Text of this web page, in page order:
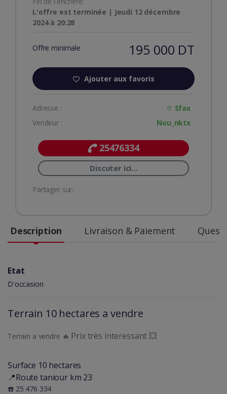
L'offre est terminée | Jeudi 12 décembre
2024 à 20:28
Offre minimale 195 000 DT
Ajouter aux favoris
Adresse :
Sfax
Vendeur :
Nou_nktx
25476334
Discuter ici...
Partager sur:
Description Livraison & Paiement
Etat
D'occasion
Terrain 10 hectares a vendre
Terrain a vendre 🔥 Prix très interessant 💥
Surface 10 hectares
📍Route taniour km 23
☎️ 25 476 334